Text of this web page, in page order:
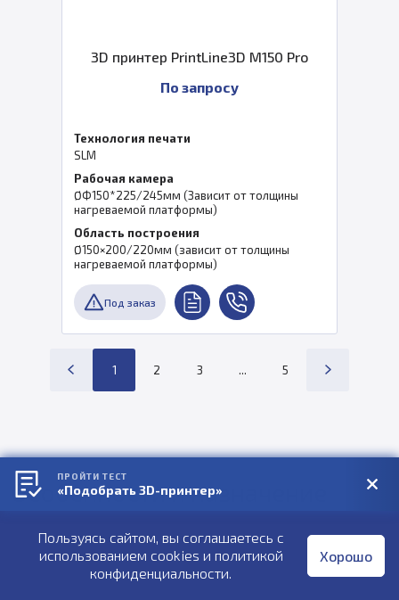
3D принтер PrintLine3D M150 Pro
По запросу
Технология печати
SLM
Рабочая камера
ØФ150*225/245мм (Зависит от толщины
нагреваемой платформы)
Область построения
Ø150×200/220мм (зависит от толщины
нагреваемой платформы)
Под заказ
1 2 3 ... 5
Особенности и назначение
металлами
Пользуясь сайтом, вы соглашаетесь с
использованием cookies и политикой
конфиденциальности.
Хорошо
ПРОЙТИ ТЕСТ
«Подобрать 3D-принтер»